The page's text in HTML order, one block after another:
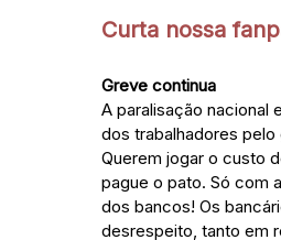
Curta nossa
Greve continua
A paralisação nacional
dos trabalhadores
Querem jogar o custo
pague o pato. Só com
dos bancos! Os
desrespeito, tanto em